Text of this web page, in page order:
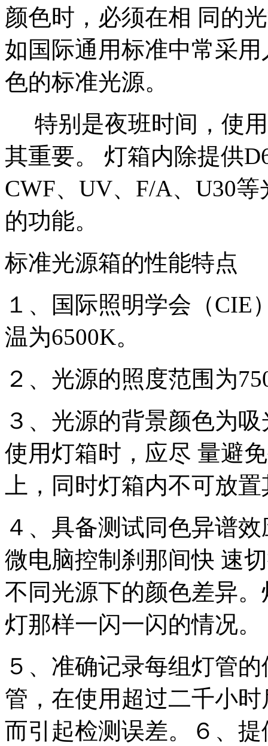
颜色时，必须在相 同的
如国际通用标准中常采
色的标准光源。
特别是夜班时间，使
其重要。 灯箱内除提供
CWF、UV、F/A、U30
的功能。
标准光源箱的性能特点
１、国际照明学会（CIE
温为6500K。
２、光源的照度范围为
３、光源的背景颜色为
使用灯箱时，应尽 量避
上，同时灯箱内不可放
４、具备测试同色异谱
微电脑控制刹那间快 速
不同光源下的颜色差异
灯那样一闪一闪的情况。
５、准确记录每组灯管
管，在使用超过二千小
而引起检测误差。６、